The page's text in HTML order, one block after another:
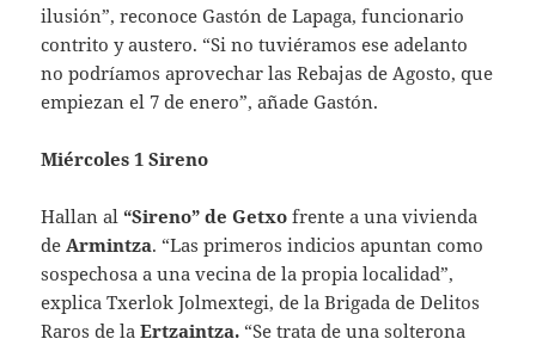
ilusión”, reconoce Gastón de Lapaga, funcionario
contrito y austero. “Si no tuviéramos ese adelanto
no podríamos aprovechar las Rebajas de Agosto, que
empiezan el 7 de enero”, añade Gastón.
Miércoles 1 Sireno
Hallan al“Sireno” de Getxo frente a una vivienda
de Armintza. “Las primeros indicios apuntan como
sospechosa a una vecina de la propia localidad”,
explica Txerlok Jolmextegi, de la Brigada de Delitos
Raros de laErtzaintza. “Se trata de una solterona